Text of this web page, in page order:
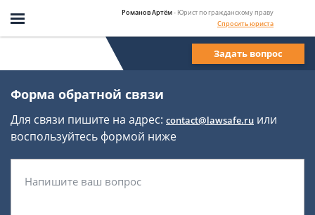
Романов Артём- Юрист по гражданскому праву
Спросить юриста
Задать вопрос
Форма обратной связи
Для связи пишите на адрес: contact@lawsafe.ru или
воспользуйтесь формой ниже